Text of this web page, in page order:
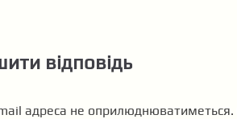
відповідь
адреса не оприлюднюватиметься.